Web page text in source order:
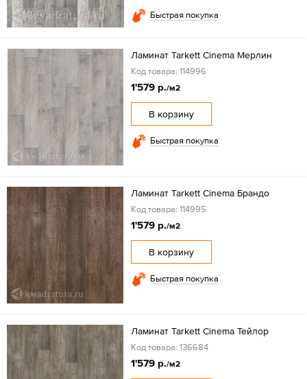
Быстрая покупка
Ламинат Tarkett Cinema Мерлин
Код товара: 114996
1'579 р./м2
В корзину
Быстрая покупка
Ламинат Tarkett Cinema Брандо
Код товара: 114995
1'579 р./м2
В корзину
Быстрая покупка
Ламинат Tarkett Cinema Тейлор
Код товара: 136684
1'579 р./м2